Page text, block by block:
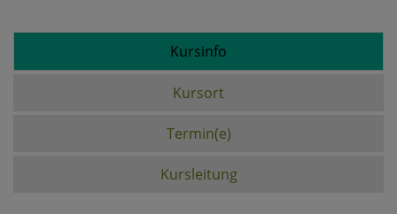
Kursinfo
Kursort
Termin(e)
Kursleitung